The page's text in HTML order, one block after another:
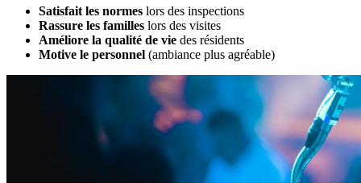
Satisfait les normes lors des inspections
Rassure les familles lors des visites
Améliore la qualité de vie des résidents
Motive le personnel (ambiance plus agréable)